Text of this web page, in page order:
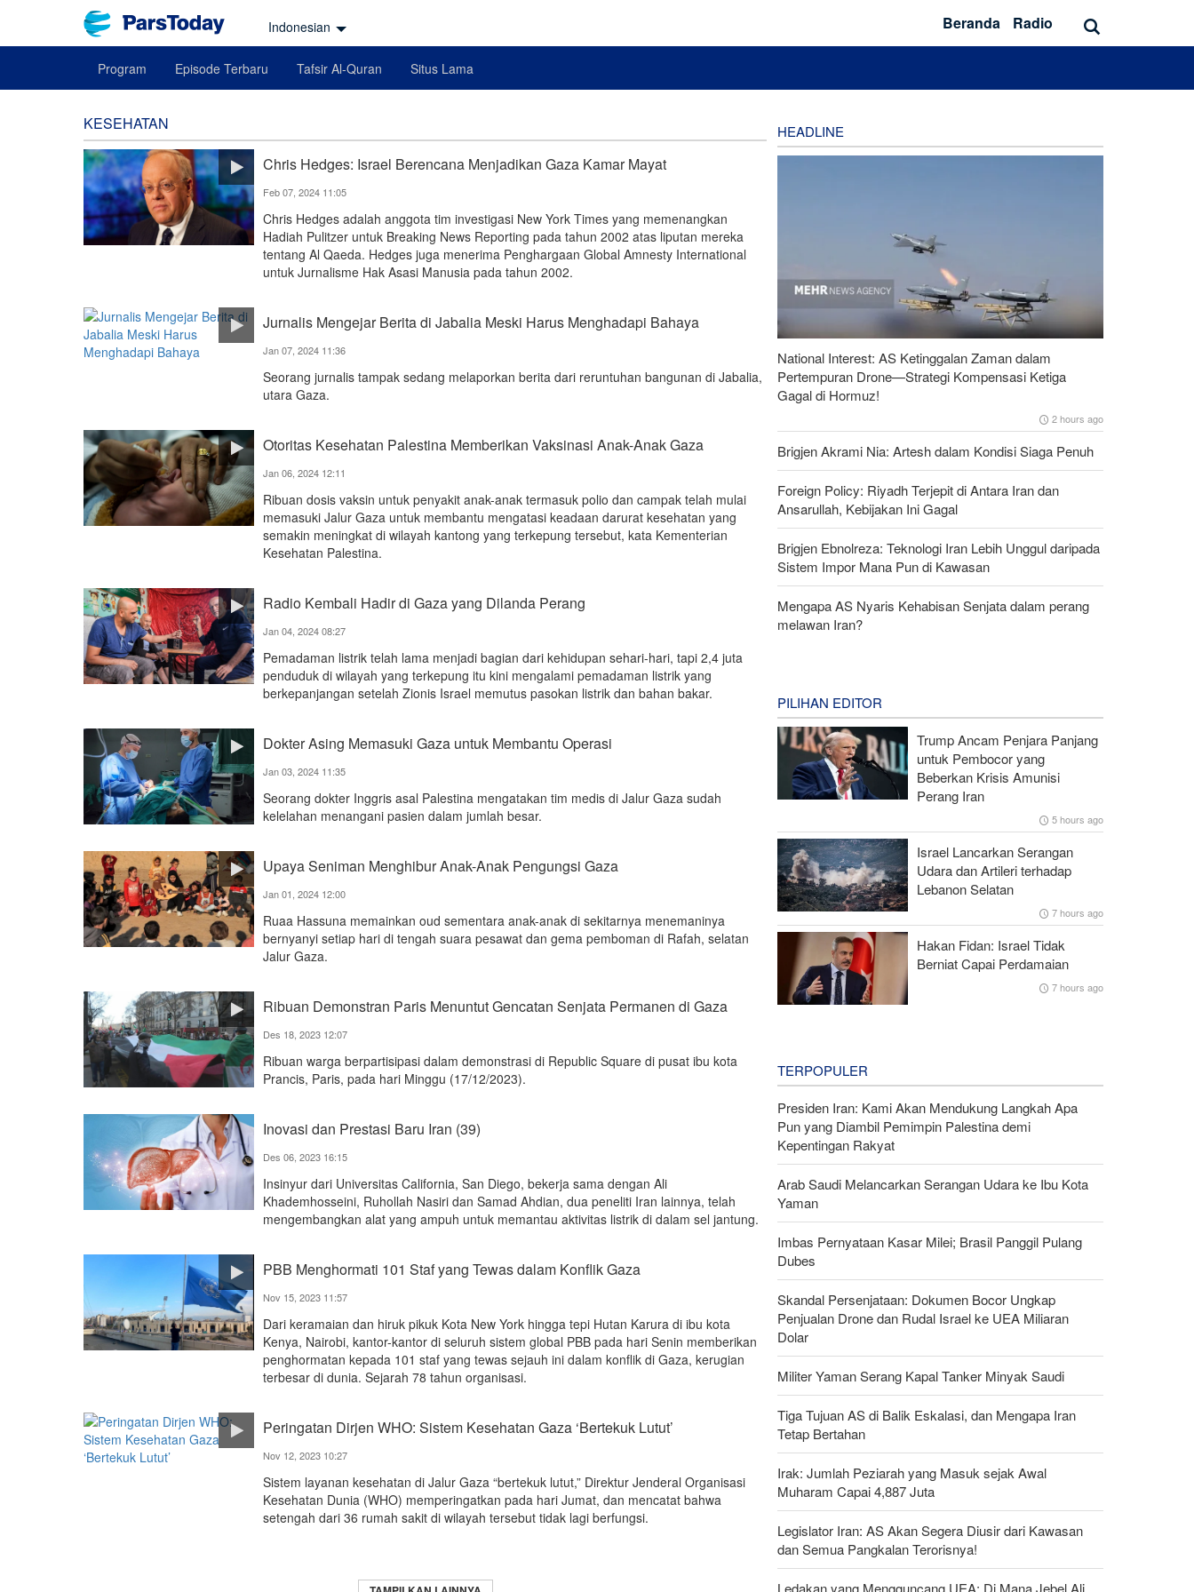
Indonesian Beranda Radio
Program Episode Terbaru Tafsir Al-Quran Situs Lama
KESEHATAN
Chris Hedges: Israel Berencana Menjadikan Gaza Kamar Mayat
Feb 07, 2024 11:05
Chris Hedges adalah anggota tim investigasi New York Times yang memenangkan
Hadiah Pulitzer untuk Breaking News Reporting pada tahun 2002 atas liputan mereka
tentang Al Qaeda. Hedges juga menerima Penghargaan Global Amnesty International
untuk Jurnalisme Hak Asasi Manusia pada tahun 2002.
Jurnalis Mengejar Berita di Jabalia Meski Harus Menghadapi Bahaya
Jan 07, 2024 11:36
Seorang jurnalis tampak sedang melaporkan berita dari reruntuhan bangunan di Jabalia,
utara Gaza.
Otoritas Kesehatan Palestina Memberikan Vaksinasi Anak-Anak Gaza
Jan 06, 2024 12:11
Ribuan dosis vaksin untuk penyakit anak-anak termasuk polio dan campak telah mulai
memasuki Jalur Gaza untuk membantu mengatasi keadaan darurat kesehatan yang
semakin meningkat di wilayah kantong yang terkepung tersebut, kata Kementerian
Kesehatan Palestina.
Radio Kembali Hadir di Gaza yang Dilanda Perang
Jan 04, 2024 08:27
Pemadaman listrik telah lama menjadi bagian dari kehidupan sehari-hari, tapi 2,4 juta
penduduk di wilayah yang terkepung itu kini mengalami pemadaman listrik yang
berkepanjangan setelah Zionis Israel memutus pasokan listrik dan bahan bakar.
Dokter Asing Memasuki Gaza untuk Membantu Operasi
Jan 03, 2024 11:35
Seorang dokter Inggris asal Palestina mengatakan tim medis di Jalur Gaza sudah
kelelahan menangani pasien dalam jumlah besar.
Upaya Seniman Menghibur Anak-Anak Pengungsi Gaza
Jan 01, 2024 12:00
Ruaa Hassuna memainkan oud sementara anak-anak di sekitarnya menemaninya
bernyanyi setiap hari di tengah suara pesawat dan gema pemboman di Rafah, selatan
Jalur Gaza.
Ribuan Demonstran Paris Menuntut Gencatan Senjata Permanen di Gaza
Des 18, 2023 12:07
Ribuan warga berpartisipasi dalam demonstrasi di Republic Square di pusat ibu kota
Prancis, Paris, pada hari Minggu (17/12/2023).
Inovasi dan Prestasi Baru Iran (39)
Des 06, 2023 16:15
Insinyur dari Universitas California, San Diego, bekerja sama dengan Ali
Khademhosseini, Ruhollah Nasiri dan Samad Ahdian, dua peneliti Iran lainnya, telah
mengembangkan alat yang ampuh untuk memantau aktivitas listrik di dalam sel jantung.
PBB Menghormati 101 Staf yang Tewas dalam Konflik Gaza
Nov 15, 2023 11:57
Dari keramaian dan hiruk pikuk Kota New York hingga tepi Hutan Karura di ibu kota
Kenya, Nairobi, kantor-kantor di seluruh sistem global PBB pada hari Senin memberikan
penghormatan kepada 101 staf yang tewas sejauh ini dalam konflik di Gaza, kerugian
terbesar di dunia. Sejarah 78 tahun organisasi.
Peringatan Dirjen WHO: Sistem Kesehatan Gaza ‘Bertekuk Lutut’
Nov 12, 2023 10:27
Sistem layanan kesehatan di Jalur Gaza “bertekuk lutut,” Direktur Jenderal Organisasi
Kesehatan Dunia (WHO) memperingatkan pada hari Jumat, dan mencatat bahwa
setengah dari 36 rumah sakit di wilayah tersebut tidak lagi berfungsi.
HEADLINE
National Interest: AS Ketinggalan Zaman dalam
Pertempuran Drone—Strategi Kompensasi Ketiga
Gagal di Hormuz!
2 hours ago
Brigjen Akrami Nia: Artesh dalam Kondisi Siaga Penuh
Foreign Policy: Riyadh Terjepit di Antara Iran dan
Ansarullah, Kebijakan Ini Gagal
Brigjen Ebnolreza: Teknologi Iran Lebih Unggul daripada
Sistem Impor Mana Pun di Kawasan
Mengapa AS Nyaris Kehabisan Senjata dalam perang
melawan Iran?
PILIHAN EDITOR
Trump Ancam Penjara Panjang
untuk Pembocor yang
Beberkan Krisis Amunisi
Perang Iran
5 hours ago
Israel Lancarkan Serangan
Udara dan Artileri terhadap
Lebanon Selatan
7 hours ago
Hakan Fidan: Israel Tidak
Berniat Capai Perdamaian
7 hours ago
TERPOPULER
Presiden Iran: Kami Akan Mendukung Langkah Apa
Pun yang Diambil Pemimpin Palestina demi
Kepentingan Rakyat
Arab Saudi Melancarkan Serangan Udara ke Ibu Kota
Yaman
Imbas Pernyataan Kasar Milei; Brasil Panggil Pulang
Dubes
Skandal Persenjataan: Dokumen Bocor Ungkap
Penjualan Drone dan Rudal Israel ke UEA Miliaran
Dolar
Militer Yaman Serang Kapal Tanker Minyak Saudi
Tiga Tujuan AS di Balik Eskalasi, dan Mengapa Iran
Tetap Bertahan
Irak: Jumlah Peziarah yang Masuk sejak Awal
Muharam Capai 4,887 Juta
Legislator Iran: AS Akan Segera Diusir dari Kawasan
dan Semua Pangkalan Terorisnya!
Ledakan yang Mengguncang UEA; Di Mana Jebel Ali